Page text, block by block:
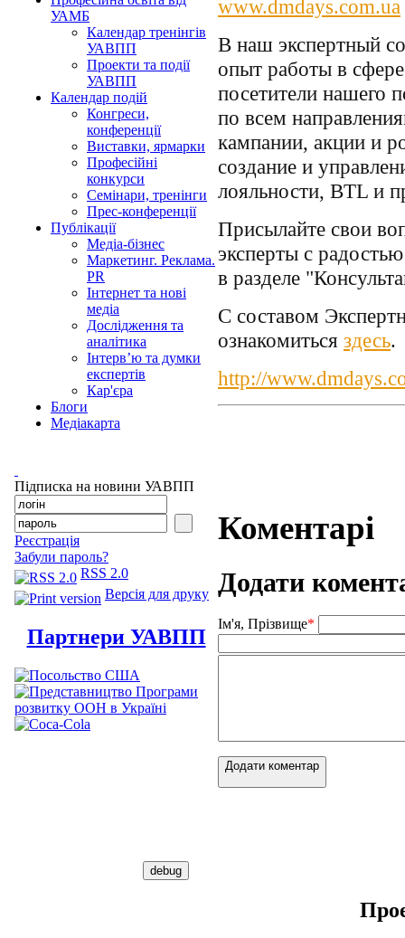
УАМБ
Календар тренінгів
УАВПП
Проекти та події
УАВПП
Календар подій
Конгреси,
конференції
Виставки, ярмарки
Професійні
конкурси
Семінари, тренінги
Прес-конференції
Публікації
Медіа-бізнес
Маркетинг. Реклама.
PR
Інтернет та нові
медіа
Дослідження та
аналітика
Інтерв’ю та думки
експертів
Кар'єра
Блоги
Медіакарта
Підписка на новини УАВПП
Реєстрація
Забули пароль?
RSS 2.0
Версія для друку
Партнери УАВПП
www.dmdays.com.ua
В наш экспертный
опыт работы в
посетители нашего
по всем
кампании, акции и
создание и
лояльности, BTL и
Присылайте свои
эксперты с
в разделе
С составом
ознакомиться здесь.
http://
Коментарі
Додати
Ім'я, Прізвище*
Додати коментар